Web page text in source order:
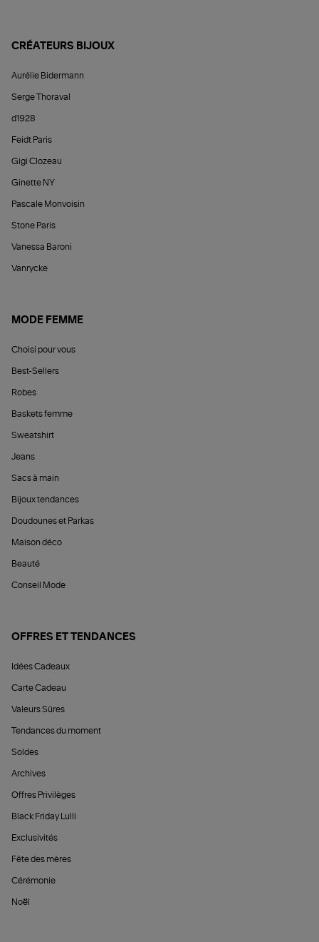
CRÉATEURS BIJOUX
Aurélie Bidermann
Serge Thoraval
d1928
Feidt Paris
Gigi Clozeau
Ginette NY
Pascale Monvoisin
Stone Paris
Vanessa Baroni
Vanrycke
MODE FEMME
Choisi pour vous
Best-Sellers
Robes
Baskets femme
Sweatshirt
Jeans
Sacs à main
Bijoux tendances
Doudounes et Parkas
Maison déco
Beauté
Conseil Mode
OFFRES ET TENDANCES
Idées Cadeaux
Carte Cadeau
Valeurs Sûres
Tendances du moment
Soldes
Archives
Offres Privilèges
Black Friday Lulli
Exclusivités
Fête des mères
Cérémonie
Noël